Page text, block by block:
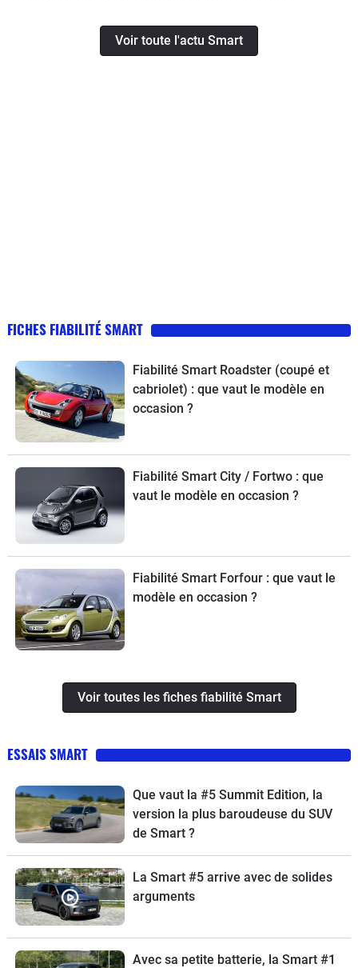
Voir toute l'actu Smart
FICHES FIABILITÉ SMART
Fiabilité Smart Roadster (coupé et
cabriolet) : que vaut le modèle en
occasion ?
Fiabilité Smart City / Fortwo : que
vaut le modèle en occasion ?
Fiabilité Smart Forfour : que vaut le
modèle en occasion ?
Voir toutes les fiches fiabilité Smart
ESSAIS SMART
Que vaut la #5 Summit Edition, la
version la plus baroudeuse du SUV
de Smart ?
La Smart #5 arrive avec de solides
arguments
Avec sa petite batterie, la Smart #1